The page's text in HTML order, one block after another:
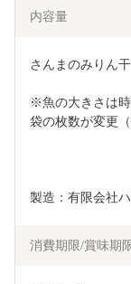
内容量
さんまのみりん
※魚の大きさは時
袋の枚数が変更
製造：有限会社
消費期限/賞味期